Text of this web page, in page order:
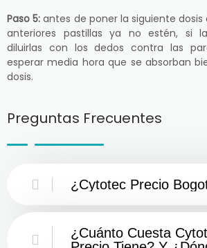
Paso 5: antes de poner la siguiente dosis
anteriores pastillas ya no estén, si
diluirlas con los dedos contra las
esperar media hora que se absorban
dosis.
Preguntas Frecuentes
¿Cytotec Precio
¿Cuánto Cuesta